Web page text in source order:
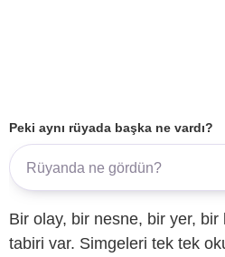
Peki aynı rüyada başka ne vardı?
Bir olay, bir nesne, bir yer, bir
tabiri var. Simgeleri tek tek